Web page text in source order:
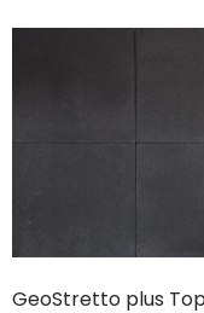
GeoStretto plus